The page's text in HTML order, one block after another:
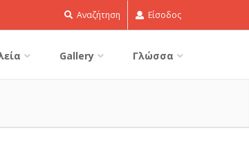
Αναζήτηση Είσοδος
Gallery Γλώσσα